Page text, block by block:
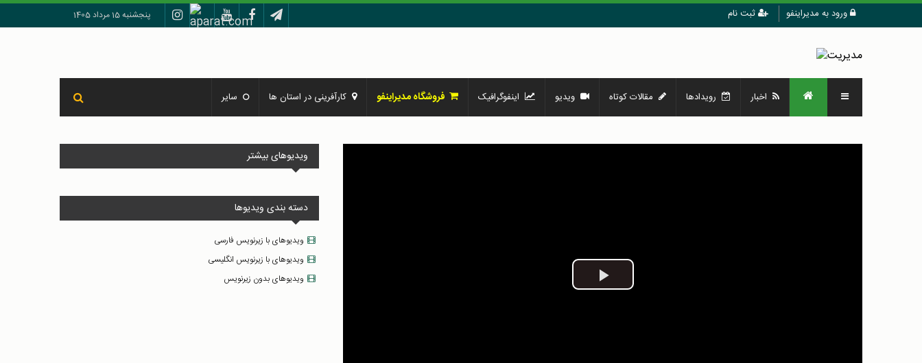
ورود به مدیراینفو ثبت نام پنجشنبه 15 مرداد 1405
اخبار رویدادها مقالات کوتاه ویدیو اینفوگرافیک فروشگاه مدیراینفو کارآفرینی در استان ها سایر
Play
ویدیوهای بیشتر
دسته بندی ویدیوها
ویدیوهای با زیرنویس فارسی
ویدیوهای با زیرنویس انگلیسی
ویدیوهای بدون زیرنویس